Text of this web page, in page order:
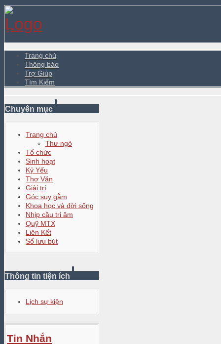
Trang chủ
Thông báo
Trợ Giúp
Tìm Kiếm
Chuyên mục
Trang chủ
Thư ngỏ
Tổ chức
Sinh hoạt
Kỷ Yếu
Thơ Văn
Giải trí
Góc suy gẫm
Khoa học và đời sống
Nhịp cầu tri âm
Quỹ MTX
Liên Kết
Sổ lưu bút
Thông tin tiện ích
Lịch sự kiện
Tin Nhắn